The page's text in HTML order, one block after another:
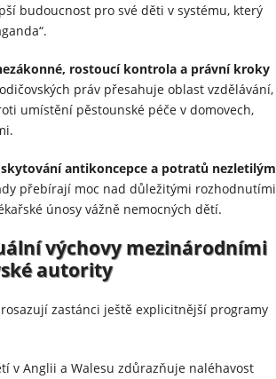
budoucnost pro své děti v systému, který
rostoucí kontrola a právní kroky
práv přesahuje oblast vzdělávání,
umístění pěstounské péče v domovech,
antikoncepce a potratů nezletilým
přebírají moc nad důležitými rozhodnutími
únosy vážně nemocných dětí.
výchovy mezinárodními
autority
zastánci ještě explicitnější programy
v Anglii a Walesu zdůrazňuje naléhavost